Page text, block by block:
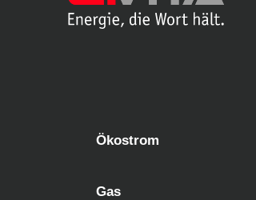
Ökostrom
Gas